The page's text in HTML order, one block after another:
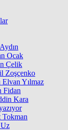
Ocak
Çelik
Zoşçenko
Elvan Yılmaz
Fidan
Kara
Tokman